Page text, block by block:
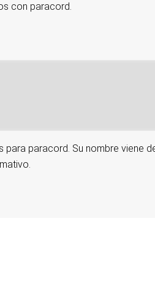
con paracord.
paracord. Su nombre viene